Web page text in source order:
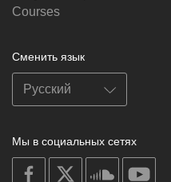
Courses
Сменить язык
Мы в социальных сетях
on
facebook
soundcloud